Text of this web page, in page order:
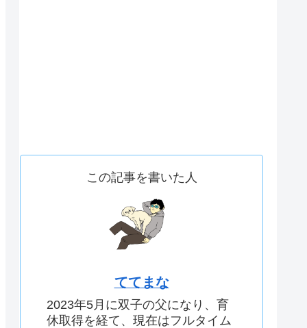
この記事を書いた人
ててまな
2023年5月に双子の父になり、育
休取得を経て、現在はフルタイム